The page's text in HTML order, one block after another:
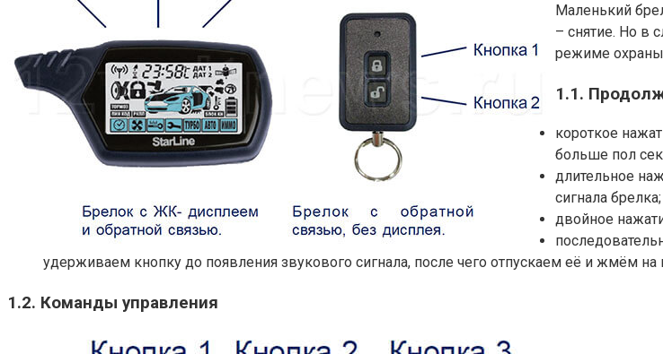
Маленький
– снятие. Но в
режиме
1.1.
короткое
больше пол
длительное
сигнала брелка;
двойное
удерживаем кнопку до появления звукового сигнала, после чего отпускаем её и жмём
1.2. Команды управления